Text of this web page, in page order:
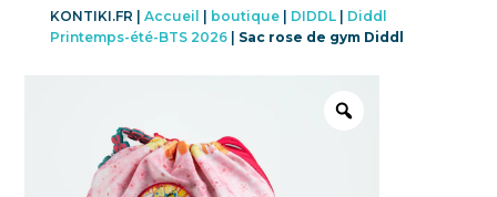
KONTIKI.FR | Accueil boutique| DIDDL| Diddl
Printemps-été-BTS 2026| Sac rose de gym Diddl